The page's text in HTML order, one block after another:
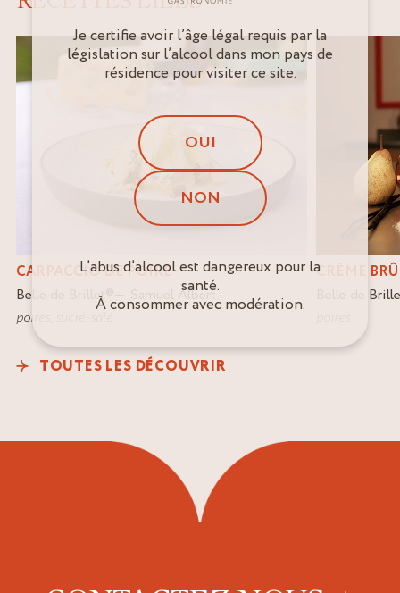
CARPACCIO DE POIRE
Belle de Brillet
Samuel Albert
poires
CRÈME
Belle de
TOUTES LES DÉCOUVRIR
Je certifie avoir l’âge légal requis par la
législation sur l’alcool dans mon pays de
résidence pour visiter ce site.
OUI
NON
L’abus d’alcool est dangereux pour la
santé.
À consommer avec modération.